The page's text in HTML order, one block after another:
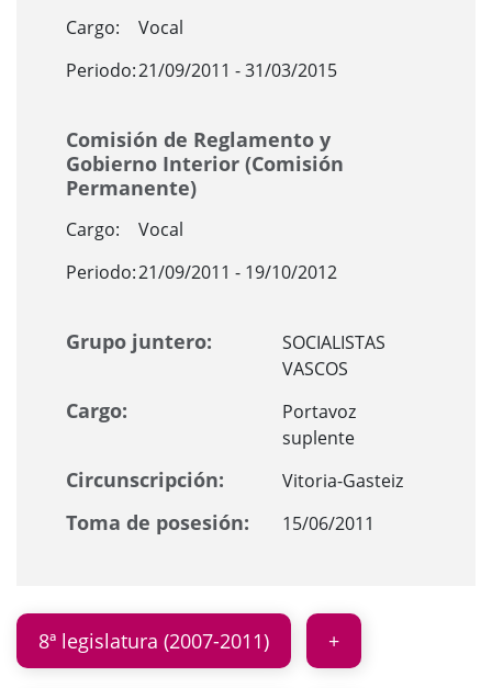
Cargo:
Vocal
Periodo:21/09/2011 - 31/03/2015
Comisión de Reglamento y
Gobierno Interior (Comisión
Permanente)
Cargo:
Vocal
Periodo:21/09/2011 - 19/10/2012
Grupo juntero:
SOCIALISTAS
VASCOS
Cargo:
Portavoz
suplente
Circunscripción: Vitoria-Gasteiz
Toma de posesión: 15/06/2011
8ª legislatura (2007-2011)